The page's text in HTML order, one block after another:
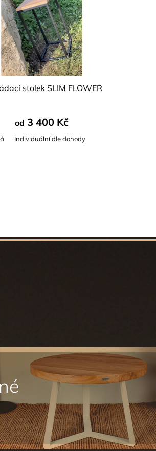
stolek SLIM FLOWER
od 3 400 Kč
Individuální dle dohody